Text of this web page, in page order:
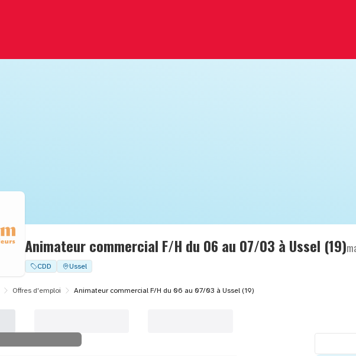
Animateur commercial F/H du 06 au 07/03 à Ussel (19)
CDD Ussel
Offres d'emploi Animateur commercial F/H du 06 au 07/03 à Ussel (19)